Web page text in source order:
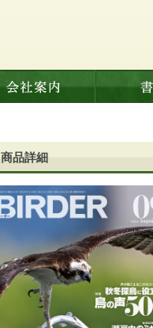
商品詳細